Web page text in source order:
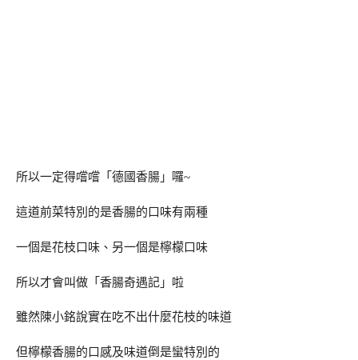
所以一定得嚐嚐「德國香腸」囉~
這道前菜特別的是香腸的口味有兩種
一個是花枝口味、另一個是檸檬口味
所以才會叫做「香腸奇遇記」啦
雖然陳小銘說實在吃不出什麼花枝的味道
但檸檬香腸的口感及味道倒是蠻特別的